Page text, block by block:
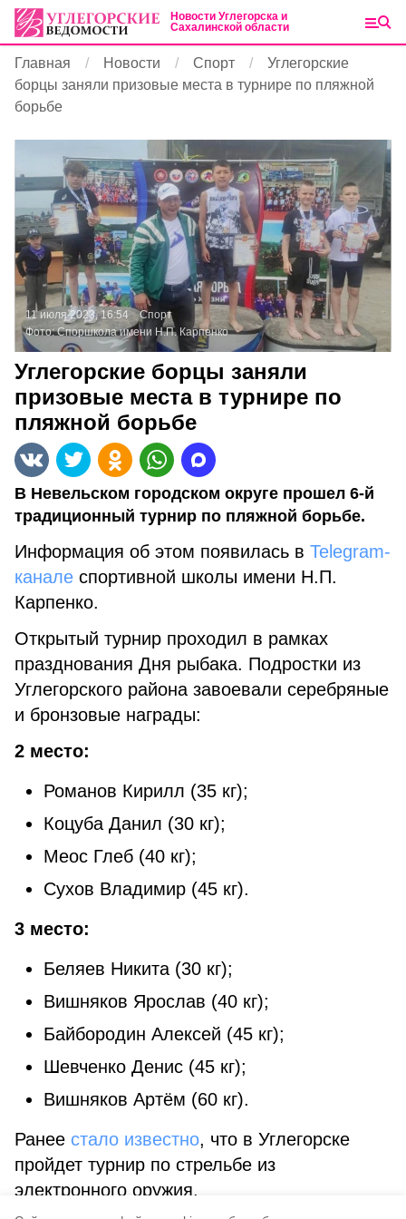
Новости Углегорска и
Сахалинской области
Главная Новости Спорт
Углегорские
борцы заняли призовые места в турнире по пляжной
борьбе
11 июля 2023, 16:54
Спорт
Фото:Споршкола имени Н.П. Карпенко
Углегорские борцы заняли
призовые места в турнире по
пляжной борьбе
В Невельском городском округе прошел 6-й
традиционный турнир по пляжной борьбе.
Информация об этом появилась в Telegram-
канале спортивной школы имени Н.П.
Карпенко.
Открытый турнир проходил в рамках
празднования Дня рыбака. Подростки из
Углегорского района завоевали серебряные
и бронзовые награды:
2 место:
Романов Кирилл (35 кг);
Коцуба Данил (30 кг);
Меос Глеб (40 кг);
Сухов Владимир (45 кг).
3 место:
Беляев Никита (30 кг);
Вишняков Ярослав (40 кг);
Байбородин Алексей (45 кг);
Шевченко Денис (45 кг);
Вишняков Артём (60 кг).
Ранее стало известно, что в Углегорске
пройдет турнир по стрельбе из
электронного оружия.